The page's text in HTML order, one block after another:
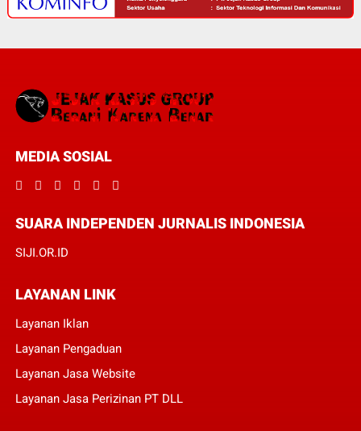
MEDIA SOSIAL
SUARA INDEPENDEN JURNALIS INDONESIA
SIJI.OR.ID
LAYANAN LINK
Layanan Iklan
Layanan Pengaduan
Layanan Jasa Website
Layanan Jasa Perizinan PT DLL